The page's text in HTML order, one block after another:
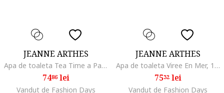
JEANNE ARTHES
Apa de toaleta Tea Time a Paris Pavlova, 100 ml
7486lei
Vandut de Fashion Days
JEANNE ARTHES
Apa de toaleta Viree En Mer, 100 ml
7532 lei
Vandut de Fashion Days